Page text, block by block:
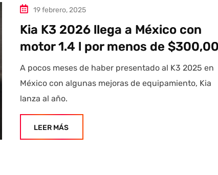
19 febrero, 2025
Kia K3 2026 llega a México con
motor 1.4 l por menos de
A pocos meses de haber presentado al K3 2025 en
México con algunas mejoras de equipamiento, Kia
lanza al año.
LEER MÁS